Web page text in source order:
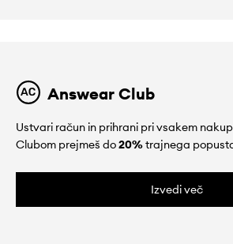
Answear Club
Ustvari račun in prihrani pri vsakem
Clubom prejmeš do20%trajnega
Izvedi več